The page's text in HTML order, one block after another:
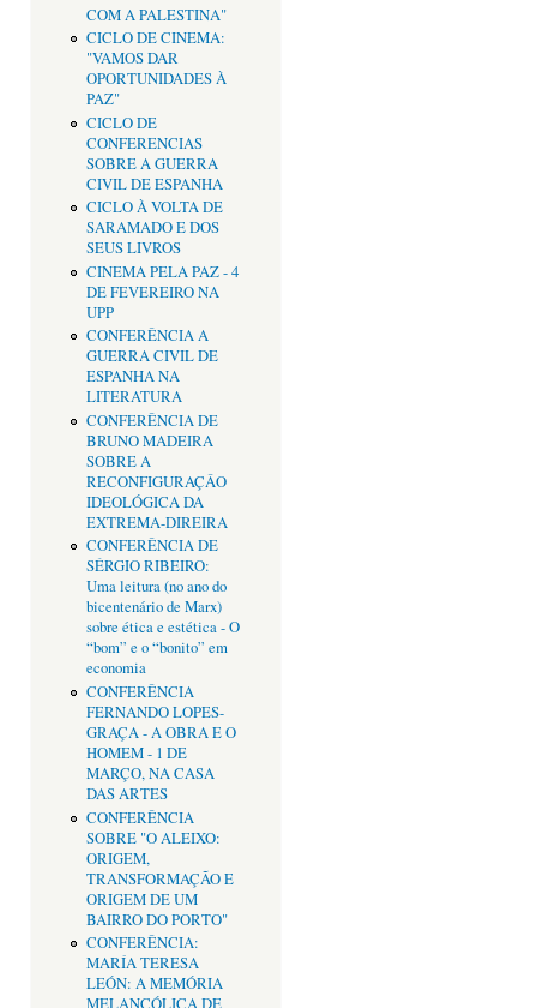
COM A PALESTINA"
CICLO DE CINEMA:
"VAMOS DAR
OPORTUNIDADES À
PAZ"
CICLO DE
CONFERENCIAS
SOBRE A GUERRA
CIVIL DE ESPANHA
CICLO À VOLTA DE
SARAMADO E DOS
SEUS LIVROS
CINEMA PELA PAZ - 4
DE FEVEREIRO NA
UPP
CONFERÊNCIA A
GUERRA CIVIL DE
ESPANHA NA
LITERATURA
CONFERÊNCIA DE
BRUNO MADEIRA
SOBRE A
RECONFIGURAÇÂO
IDEOLÓGICA DA
EXTREMA-DIREIRA
CONFERÊNCIA DE
SÉRGIO RIBEIRO:
Uma leitura (no ano do
bicentenário de Marx)
sobre ética e estética - O
“bom” e o “bonito” em
economia
CONFERÊNCIA
FERNANDO LOPES-
GRAÇA - A OBRA E O
HOMEM - 1 DE
MARÇO, NA CASA
DAS ARTES
CONFERÊNCIA
SOBRE "O ALEIXO:
ORIGEM,
TRANSFORMAÇÃO E
ORIGEM DE UM
BAIRRO DO PORTO"
CONFERÊNCIA:
MARÍA TERESA
LEÓN: A MEMÓRIA
MELANCÓLICA DE